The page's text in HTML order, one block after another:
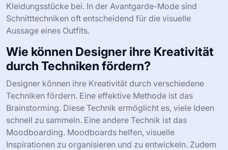
Kleidungsstücke bei. In der Avantgarde-Mode sind
Schnitttechniken oft entscheidend für die visuelle
Aussage eines Outfits.
Wie können Designer ihre Kreativität
durch Techniken fördern?
Designer können ihre Kreativität durch verschiedene
Techniken fördern. Eine effektive Methode ist das
Brainstorming. Diese Technik ermöglicht es, viele Ideen
schnell zu sammeln. Eine andere Technik ist das
Moodboarding. Moodboards helfen, visuelle
Inspirationen zu organisieren und zu entwickeln. Zudem